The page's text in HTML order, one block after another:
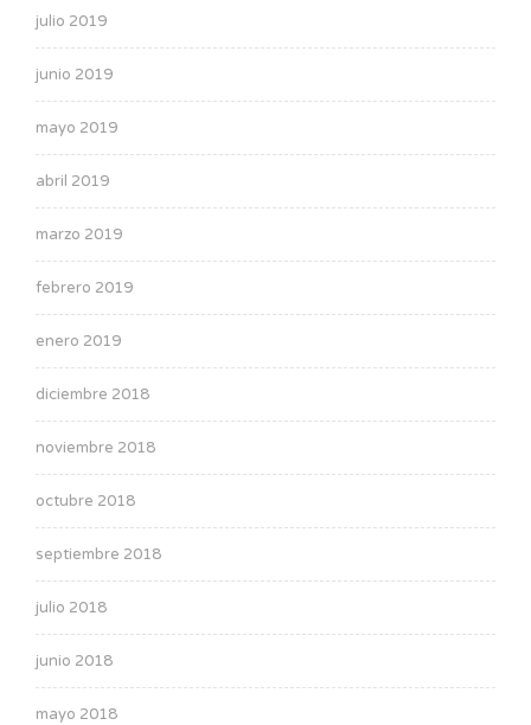
julio 2019
junio 2019
mayo 2019
abril 2019
marzo 2019
febrero 2019
enero 2019
diciembre 2018
noviembre 2018
octubre 2018
septiembre 2018
julio 2018
junio 2018
mayo 2018